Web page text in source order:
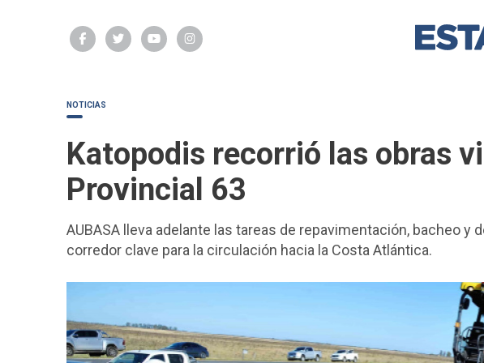
NOTICIAS
Katopodis recorrió las obras
Provincial 63
AUBASA lleva adelante las tareas de repavimentación, bacheo
corredor clave para la circulación hacia la Costa Atlántica.